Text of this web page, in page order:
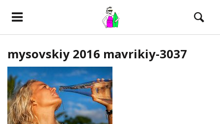
mysovskiy 2016 mavrikiy-3037